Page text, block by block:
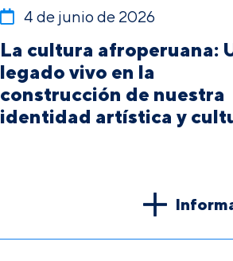
4 de junio de 2026
La cultura afroperuana:
legado vivo en la
construcción de nuestra
identidad artística y